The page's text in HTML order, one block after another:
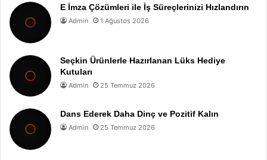
E İmza Çözümleri ile İş Süreçlerinizi Hızlandırın
Admin 1 Ağustos 2026
Seçkin Ürünlerle Hazırlanan Lüks Hediye
Kutuları
Admin 25 Temmuz 2026
Dans Ederek Daha Dinç ve Pozitif Kalın
Admin 25 Temmuz 2026